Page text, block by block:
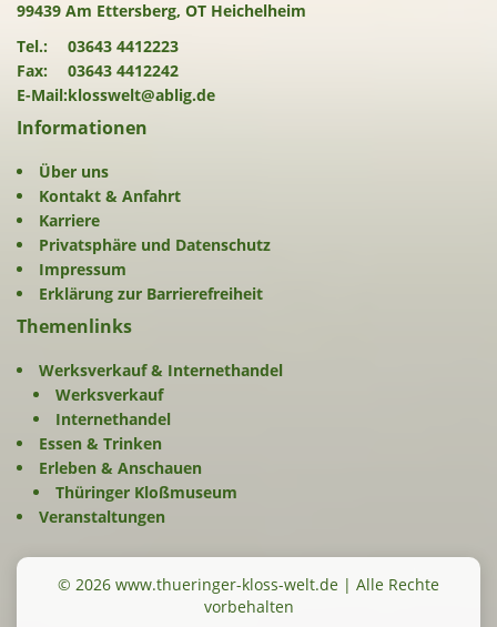
99439 Am Ettersberg, OT Heichelheim
Tel.:
03643 4412223
Fax:
03643 4412242
E-Mail:klosswelt@ablig.de
Informationen
Über uns
Kontakt & Anfahrt
Karriere
Privatsphäre und Datenschutz
Impressum
Erklärung zur Barrierefreiheit
Themenlinks
Werksverkauf & Internethandel
Werksverkauf
Internethandel
Essen & Trinken
Erleben & Anschauen
Thüringer Kloßmuseum
Veranstaltungen
© 2026 www.thueringer-kloss-welt.de | Alle Rechte
vorbehalten